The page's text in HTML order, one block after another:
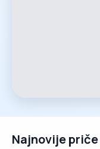
Najnovije priče